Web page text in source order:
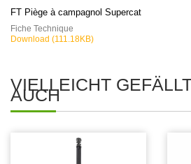
FT Piège à campagnol Supercat
Fiche Technique
Download (111.18KB)
VIELLEICHT
AUCH